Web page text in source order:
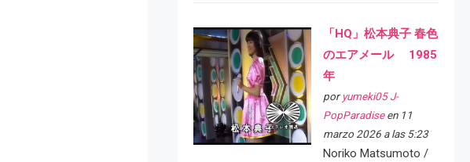
「HQ」松本典子 春色
のエアメール 1985
年
por yumeki05 J-
PopParadiseen 11
marzo 2026 a las 5:23
Noriko Matsumoto /